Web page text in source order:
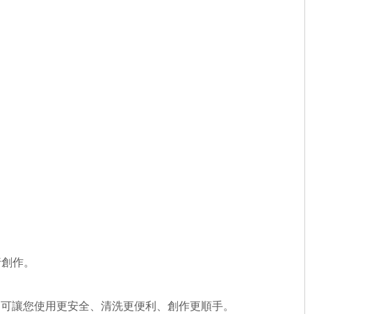
作。
您使用更安全、清洗更便利、創作更順手。